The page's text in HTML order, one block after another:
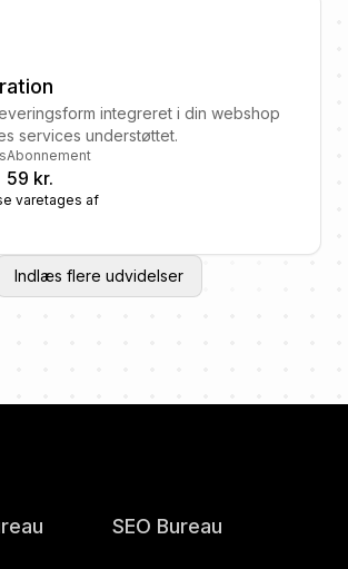
integreret i din webshop
services understøttet.
Abonnement
59 kr.
varetages af
Indlæs flere udvidelser
SEO Bureau